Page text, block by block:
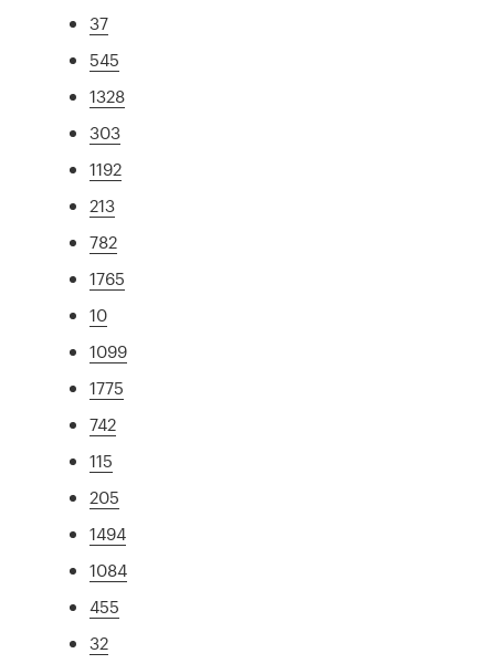
37
545
1328
303
1192
213
782
1765
10
1099
1775
742
115
205
1494
1084
455
32